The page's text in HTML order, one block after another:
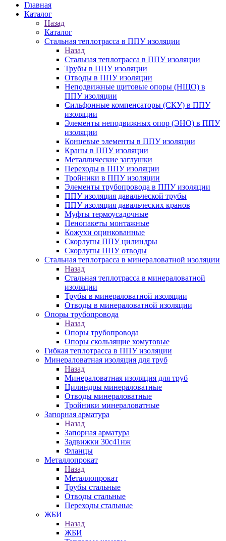
Главная
Каталог
Назад
Каталог
Стальная теплотрасса в ППУ изоляции
Назад
Стальная теплотрасса в ППУ изоляции
Трубы в ППУ изоляции
Отводы в ППУ изоляции
Неподвижные щитовые опоры (НЩО) в
ППУ изоляции
Cильфонные компенсаторы (СКУ) в ППУ
изоляции
Элементы неподвижных опор (ЭНО) в ППУ
изоляции
Концевые элементы в ППУ изоляции
Краны в ППУ изоляции
Металлические заглушки
Переходы в ППУ изоляции
Тройники в ППУ изоляции
Элементы трубопровода в ППУ изоляции
ППУ изоляция давальческой трубы
ППУ изоляция давальческих кранов
Муфты термоусадочные
Пенопакеты монтажные
Кожухи оцинкованные
Скорлупы ППУ цилиндры
Скорлупы ППУ отводы
Стальная теплотрасса в минераловатной изоляции
Назад
Стальная теплотрасса в минераловатной
изоляции
Трубы в минераловатной изоляции
Отводы в минераловатной изоляции
Опоры трубопровода
Назад
Опоры трубопровода
Опоры скользящие хомутовые
Гибкая теплотрасса в ППУ изоляции
Минераловатная изоляция для труб
Назад
Минераловатная изоляция для труб
Цилиндры минераловатные
Отводы минераловатные
Тройники минераловатные
Запорная арматура
Назад
Запорная арматура
Задвижки 30с41нж
Фланцы
Металлопрокат
Назад
Металлопрокат
Трубы стальные
Отводы стальные
Переходы стальные
ЖБИ
Назад
ЖБИ